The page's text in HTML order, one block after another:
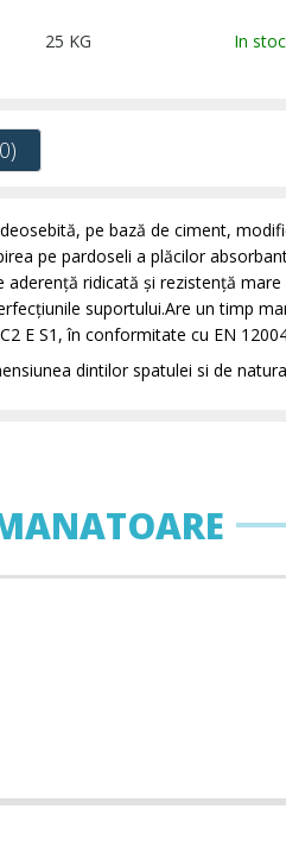
25 KG In stoc
pe bază de ciment,
pe pardoseli a plăcilor
aderenţă ridicată şi rezistenţă
suportului.Are un timp
Ε S1, în conformitate cu EN
dintilor spatulei si de